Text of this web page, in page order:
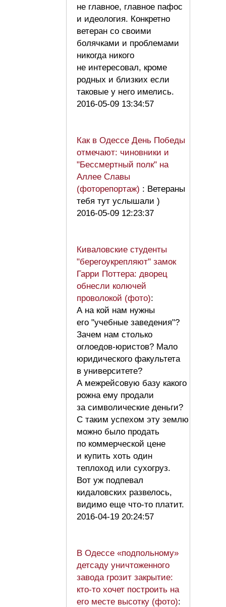
не главное, главное пафос
и идеология. Конкретно
ветеран со своими
болячками и проблемами
никогда никого
не интересовал, кроме
родных и близких если
таковые у него имелись.
2016-05-09 13:34:57
Как в Одессе День Победы
отмечают: чиновники и
"Бессмертный полк" на
Аллее Славы
(фоторепортаж) : Ветераны
тебя тут услышали )
2016-05-09 12:23:37
Киваловские студенты
"берегоукрепляют" замок
Гарри Поттера: дворец
обнесли колючей
проволокой (фото):
А на кой нам нужны
его "учебные заведения"?
Зачем нам столько
оглоедов-юристов? Мало
юридического факультета
в университете?
А межрейсовую базу какого
рожна ему продали
за символические деньги?
С таким успехом эту землю
можно было продать
по коммерческой цене
и купить хоть один
теплоход или сухогруз.
Вот уж подпевал
кидаловских развелось,
видимо еще что-то платит.
2016-04-19 20:24:57
В Одессе «подпольному»
детсаду уничтоженного
завода грозит закрытие:
кто-то хочет построить на
его месте высотку (фото):